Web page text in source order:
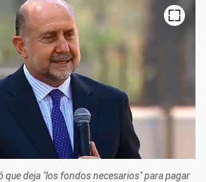
que deja "los fondos necesarios" para pagar